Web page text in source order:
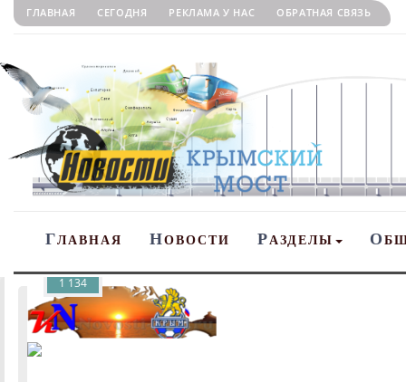
ГЛАВНАЯ СЕГОДНЯ РЕКЛАМА У НАС ОБРАТНАЯ СВЯЗЬ
ГЛАВНАЯ НОВОСТИ РАЗДЕЛЫ О
1 134